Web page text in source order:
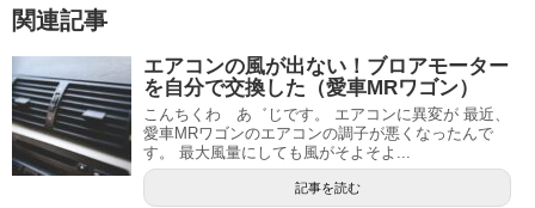
関連記事
エアコンの風が出ない！ブロアモーター
を自分で交換した（愛車MRワゴン）
こんちくわ あ゛じです。 エアコンに異変が 最近、
愛車MRワゴンのエアコンの調子が悪くなったんで
す。 最大風量にしても風がそよそよ...
記事を読む